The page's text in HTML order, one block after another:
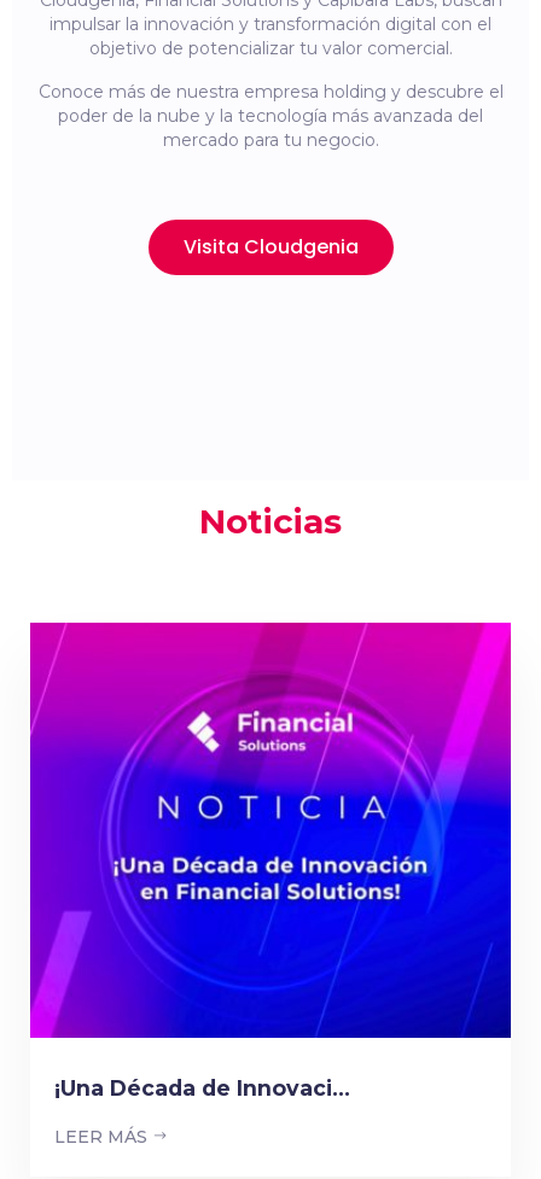
impulsar la innovación y transformación digital con el
objetivo de potencializar tu valor comercial.
Conoce más de nuestra empresa holding y descubre el
poder de la nube y la tecnología más avanzada del
mercado para tu negocio.
Visita Cloudgenia
Noticias
¡Una Década de Innovaci...
LEER MÁS